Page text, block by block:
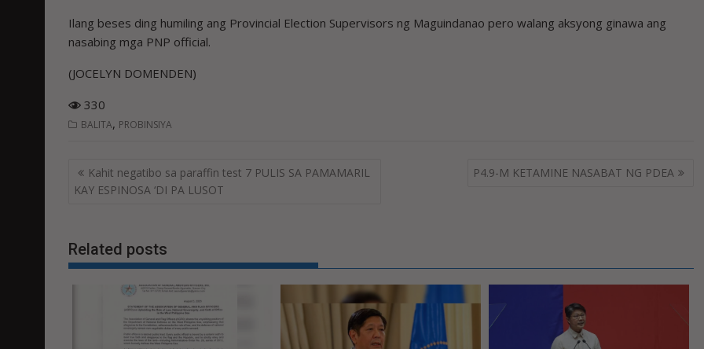
Ilang beses ding humiling ang Provincial Election Supervisors ng Maguindanao pero walang aksyong ginawa ang
nasabing mga PNP official.
(JOCELYN DOMENDEN)
330
BALITA, PROBINSIYA
Post
navigation
Kahit negatibo sa paraffin test 7 PULIS SA PAMAMARIL
KAY ESPINOSA ‘DI PA LUSOT
P4.9-M KETAMINE NASABAT NG PDEA
Related posts